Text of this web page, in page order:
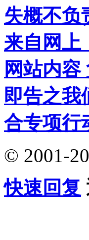
失概不负
来自网上
网站内
即告之我
合专项行
© 2001-
快速回复